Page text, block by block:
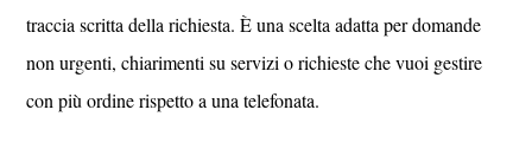
traccia scritta della richiesta. È una scelta adatta per domande
non urgenti, chiarimenti su servizi o richieste che vuoi gestire
con più ordine rispetto a una telefonata.